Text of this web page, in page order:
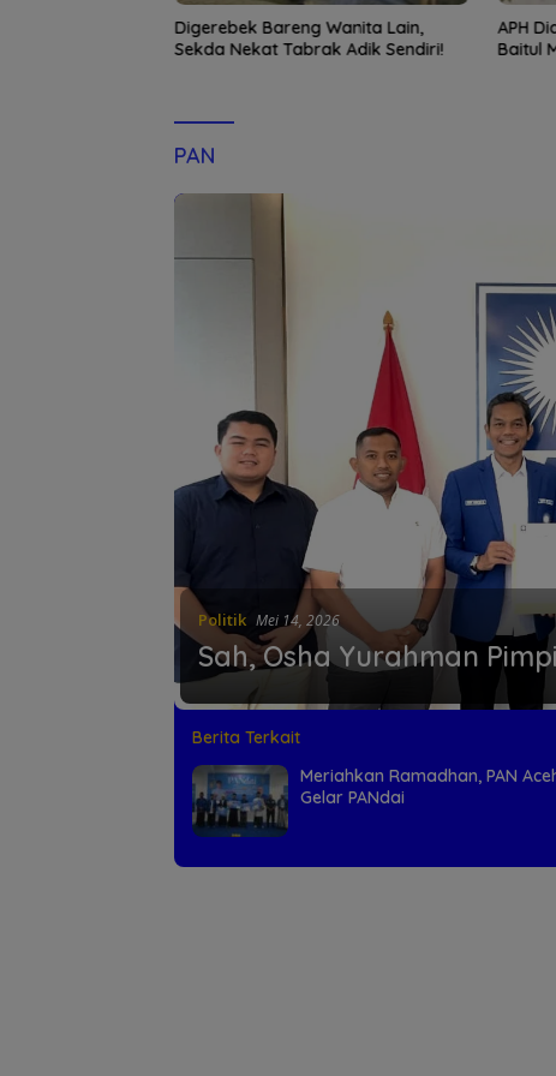
Digerebek Bareng Wanita Lain,
Sekda Nekat Tabrak Adik Sendiri!
APH
Baitul
PAN
Politik Mei 14, 2026
Sah, Osha Yurahman
Berita Terkait
Meriahkan Ramadhan, PAN
Gelar PANdai